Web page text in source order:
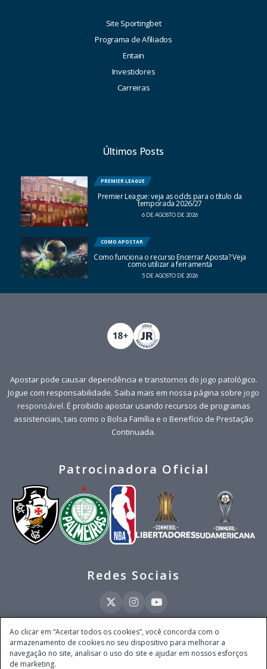
Site Sportingbet
Programa de Afiliados
Entain
Investidores
Carreiras
Últimos Posts
PREMIER LEAGUE
Premier League: veja as odds para o título da
temporada 2026/27
6 DE AGOSTO DE 2026
COMO APOSTAR
Como funciona o recurso Encerrar Aposta? Veja
como utilizar a ferramenta
5 DE AGOSTO DE 2026
Apostar pode causar dependência e transtornos do jogo patológico.
Jogue com responsabilidade. Saiba mais em nossa página sobre jogo
responsável. É proibido apostar usando recursos de programas
assistenciais, tais como o Bolsa Família e o Benefício de Prestação
Continuada.
Patrocinadora Oficial
Redes Sociais
Este site é operado pela Ventmear Brasil LTDA (CNPJ 52.868.380/0001-84), com
endereço na Avenida Brigadeiro Faria Lima, nº 4.055, 3º andar, Itaim Bibi, no
Município de São Paulo, Estado de São Paulo, CEP 04538-133, Brasil - empresa
Ao clicar em “Aceitar todos os cookies”, você concorda com o
armazenamento de cookies no seu dispositivo para melhorar a
navegação no site, analisar o uso do site e ajudar em nossos esforços
de marketing.